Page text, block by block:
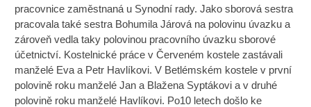
pracovnice zaměstnaná u Synodní rady. Jako sborová sestra
pracovala také sestra Bohumila Járová na polovinu úvazku a
zároveň vedla taky polovinou pracovního úvazku sborové
účetnictví. Kostelnické práce v Červeném kostele zastávali
manželé Eva a Petr Havlíkovi. V Betlémském kostele v první
polovině roku manželé Jan a Blažena Syptákovi a v druhé
polovině roku manželé Havlíkovi. Po10 letech došlo ke